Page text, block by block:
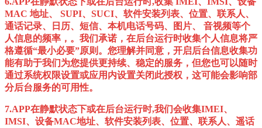
MAC 地址、 SUPI、SUCI、软件安装列表、位置、联系人、
通话记录、日历、短信、本机电话号码、图片、 音视频等个
人信息的频率，。我们承诺，在后台运行时收集个人信息将严
格遵循“最小必要”原则。您理解并同意，开启后台信息收集功
能有助于我们为您提供更持续、稳定的服务，但您也可以随时
通过系统权限设置或应用内设置关闭此授权，这可能会影响部
分后台服务的可用性。
7.APP在静默状态下或在后台运行时,我们会收集IMEI、
IMSI、设备MAC地址、软件安装列表、位置、联系人、遥话